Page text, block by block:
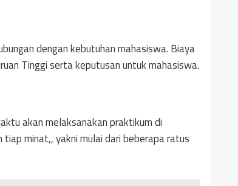
dengan kebutuhan mahasiswa. Biaya
Tinggi serta keputusan untuk mahasiswa.
akan melaksanakan praktikum di
minat,, yakni mulai dari beberapa ratus